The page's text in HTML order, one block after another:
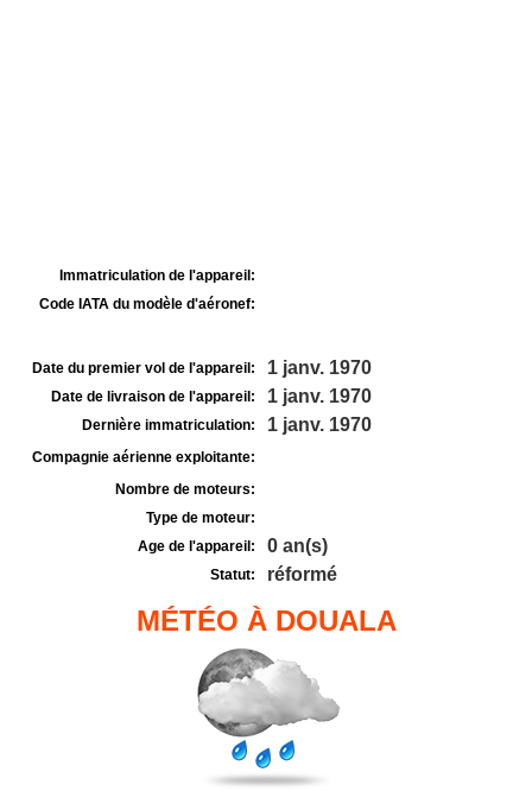
Immatriculation de l'appareil:
Code IATA du modèle d'aéronef:
Date du premier vol de l'appareil: 1 janv. 1970
Date de livraison de l'appareil: 1 janv. 1970
Dernière immatriculation: 1 janv. 1970
Compagnie aérienne exploitante:
Nombre de moteurs:
Type de moteur:
Age de l'appareil:
0 an(s)
Statut: réformé
MÉTÉO À DOUALA